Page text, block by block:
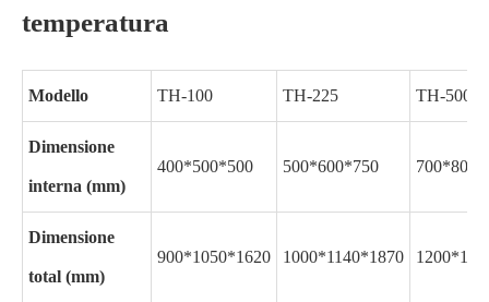
temperatura
Modello TH-100 TH-225 TH-500
Dimensione
interna (mm)
400*500*500 500*600*750
Dimensione
total (mm)
900*1050*1620 1000*1140*1870